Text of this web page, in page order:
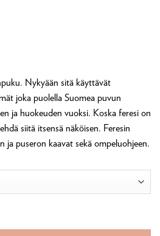
Nykyään sitä käyttävät
joka puolella Suomea puvun
ja huokeuden vuoksi. Koska feresi on
siitä itsensä näköisen. Feresin
ja puseron kaavat sekä ompeluohjeen.